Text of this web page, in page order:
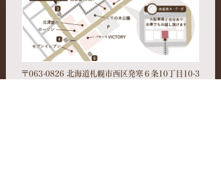
〒063-0826 北海道札幌市西区発寒６条10丁目10-3